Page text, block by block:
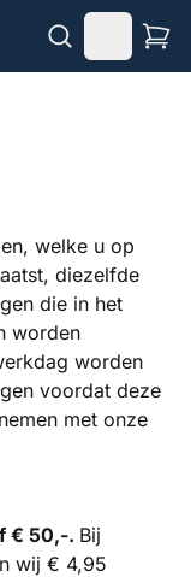
welke u op
diezelfde
die in het
worden
worden
voordat deze
met onze
€ 50,-. Bij
wij € 4,95